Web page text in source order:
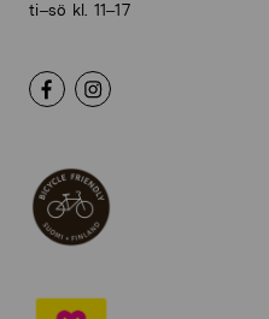
ti–sö kl. 11–17